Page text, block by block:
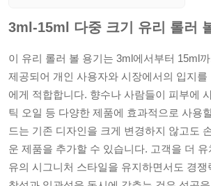
다. 검은 유리와 스테
인레스 스틸 롤러의
러운 적용을 보장합니
다.
3ml-15ml 다중 크기 유리 롤러
이 유리 롤러 볼 용기는 3ml에서부터 15ml
제공되어 개인 사용자와 시장에서의 입지를
에게 적합합니다. 향수나 사람들이 피부에
틱 오일 등 다양한 제품에 효과적으로 사용
드는 기존 디자인을 크게 변경하지 않고도
운 제품을 추가할 수 있습니다. 고객을 더
유의 시그니처 스타일을 유지하면서도 경